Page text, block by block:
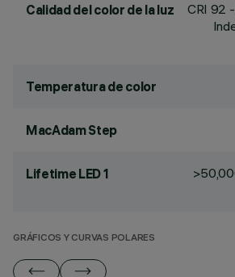
Calidad del color de la luz CRI 92
Temperatura de color
MacAdam Step
Lifetime LED 1
GRÁFICOS Y CURVAS POLARES